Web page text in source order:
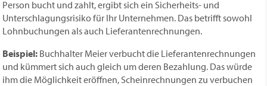
Person bucht und zahlt, ergibt sich ein Sicherheits- und
Unterschlagungsrisiko für Ihr Unternehmen. Das betrifft sowohl
Lohnbuchungen als auch Lieferantenrechnungen.
Beispiel: Buchhalter Meier verbucht die Lieferantenrechnungen
und kümmert sich auch gleich um deren Bezahlung. Das würde
ihm die Möglichkeit eröffnen, Scheinrechnungen zu verbuchen